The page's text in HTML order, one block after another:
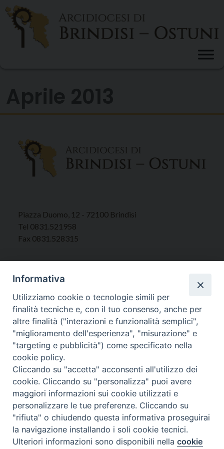
Skip
content
Piazza Duomo, 12 - 72100 Brindisi
Tel 0831.521958
Fax 0831.528315
Mar. / Mer. / Giov. ore 9 - 13
nei mesi estivi solo Martedì ore 9 - 13
WebMail
Copyright © Arcidiocesi di Brindisi – Ostuni
Preferenze Cookie
Informativa
Utilizziamo cookie o tecnologie simili per
finalità tecniche e, con il tuo consenso, anche per
altre finalità ("interazioni e funzionalità semplici",
"miglioramento dell'esperienza", "misurazione" e
"targeting e pubblicità") come specificato nella
cookie policy.
Cliccando su "accetta" acconsenti all'utilizzo dei
cookie. Cliccando su "personalizza" puoi avere
maggiori informazioni sui cookie utilizzati e
personalizzare le tue preferenze. Cliccando su
"rifiuta" o chiudendo questa informativa proseguirai
la navigazione installando i soli cookie tecnici.
Ulteriori informazioni sono disponibili nellacookie